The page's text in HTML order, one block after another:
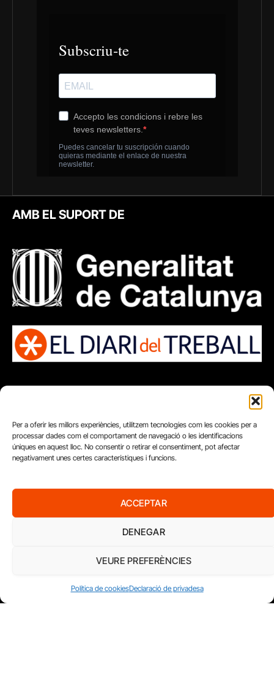
Per a oferir les millors experiències, utilitzem tecnologies com les cookies per a
processar dades com el comportament de navegació o les identificacions
úniques en aquest lloc. No consentir o retirar el consentiment, pot afectar
negativament unes certes característiques i funcions.
ACCEPTAR
DENEGAR
VEURE PREFERÈNCIES
Política de cookiesDeclaració de privadesa
AMB EL SUPORT DE
PERIODISME
PLURAL